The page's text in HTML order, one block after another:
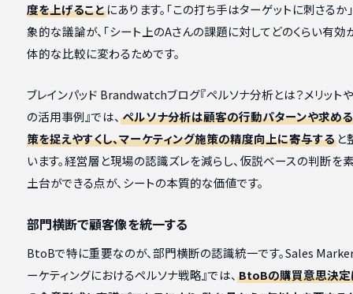
度を上げることにあります。「この打ち手はターゲットに刺さるか
象的な議論が、「シート上のAさんの課題に対してどのくらい有効
体的な比較に変わるためです。
ブレインパッド Brandwatchブログ『ペルソナ分析とは？メリット
の活用事例』では、 ペルソナ分析は顧客の行動パターンや求め
策を捉えやすくし、マーケティング施策の精度向上に寄与すると
います。経営層と現場の認識ズレを減らし、仮説ベースの判断を
土台ができる点が、シートの本質的な価値です。
部門横断で顧客像を統一する
BtoBで特に重要なのが、部門横断の認識統一です。Sales
ーケティングにおけるペルソナ戦略』では、 BtoBの購買意思決